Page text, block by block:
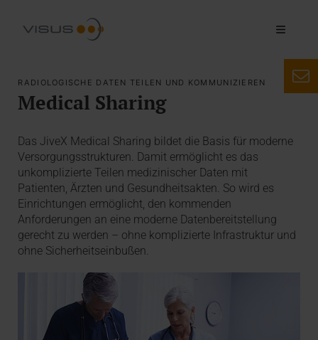
RADIOLOGISCHE DATEN TEILEN UND KOMMUNIZIEREN
Medical Sharing
Das JiveX Medical Sharing bildet die Basis für moderne
Versorgungsstrukturen. Damit ermöglicht es das
unkomplizierte Teilen medizinischer Daten mit
Patienten, Ärzten und Gesundheitsakten. So wird es
Einrichtungen ermöglicht, den kommenden
Anforderungen an eine moderne Datenbereitstellung
gerecht zu werden – ohne komplizierte Infrastruktur und
ohne Sicherheitseinbußen.